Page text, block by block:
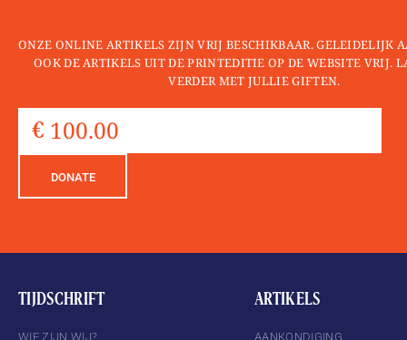
ONZE ONLINE ARTIKELS ZIJN VRIJ BESCHIKBAAR. GELEIDELIJK
OOK DE ARTIKELS UIT DE PRINTEDITIE OP DE WEBSITE VRIJ.
VERDER MET JULLIE GIFTEN.
DONATE
TIJDSCHRIFT
WIE ZIJN WIJ?
ARTIKELS
AANKONDIGING